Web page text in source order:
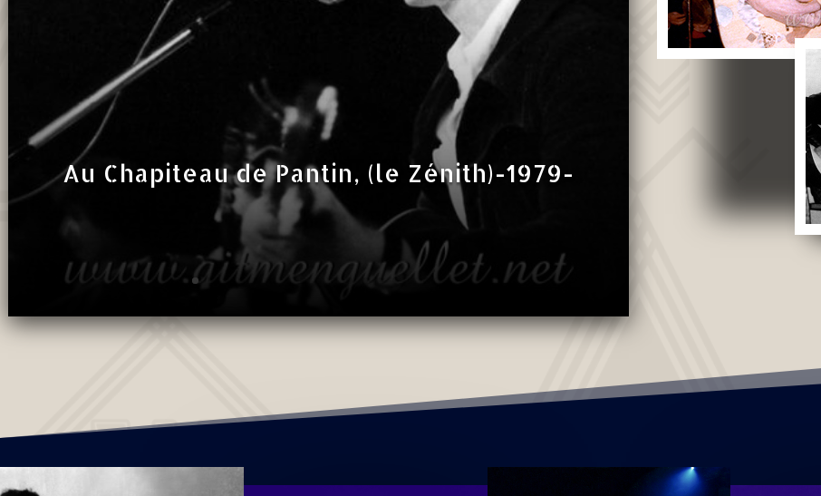
Au Chapiteau de Pantin, (le Zénith)-1979-